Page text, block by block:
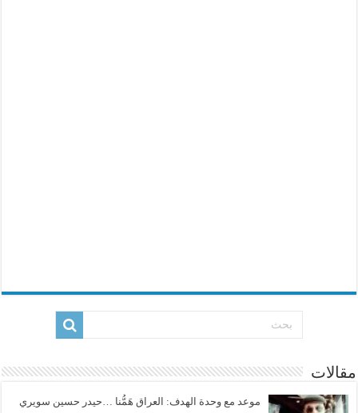
مقالات
موعد مع وحدة الهدف: العراق هَمُّنا …حيدر حسين سويري